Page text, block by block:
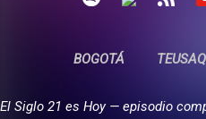
BOGOTÁ
El Siglo 21 es Hoy — episodio